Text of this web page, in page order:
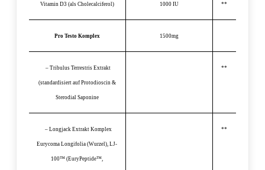
Vitamin D3 (als Cholecalciferol) 1000 IU **
Pro Testo Komplex 1500mg
– Tribulus Terrestris Extrakt
(standardisiert auf Protodioscin &
Sterodial Saponine
**
– Longjack Extrakt Komplex
Eurycoma Longifolia (Wurzel), LJ-
100™ (EuryPeptide™,
**